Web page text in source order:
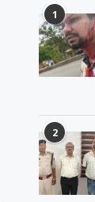
1
2